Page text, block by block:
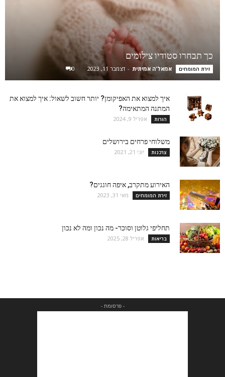
כך תבחרו סטודיו צילומים
זירת המומחים אמאל'ה אמיתית - דצמבר 11, 2023 0
איך למצוא את האפיקומן? יותר חשוב לשאול: איך למצוא את
המתנה המתאימה?
הורות אפריל 9, 2024
משלוחי פרחים בירושלים
צרכנות יוני 21, 2021
האירוע מתקרב, איפה חוגגים?
זירת המומחים מאי 31, 2023
תחליפי גלוטן וסוכר- מה נכון ומה לא נכון
בריאות אפריל 28, 2025
- פרסומת -